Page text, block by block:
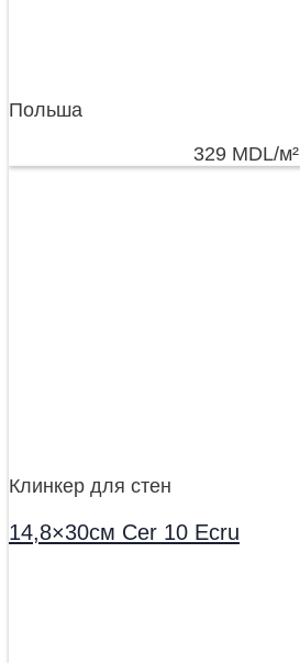
Польша
329 MDL/м²
Клинкер для стен
14,8×30см Cer 10 Ecru